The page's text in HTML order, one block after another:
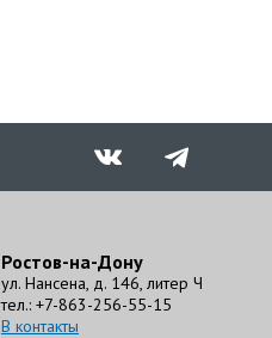
Ростов-на-Дону
ул. Нансена, д. 146, литер Ч
тел.: +7-863-256-55-15
В контакты